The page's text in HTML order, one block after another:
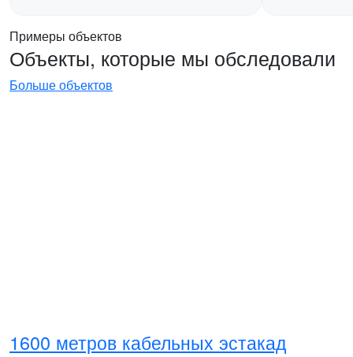
Примеры объектов
Объекты, которые мы обследовали
Больше объектов
1600 метров кабельных эстакад